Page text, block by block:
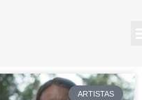
ARTISTAS